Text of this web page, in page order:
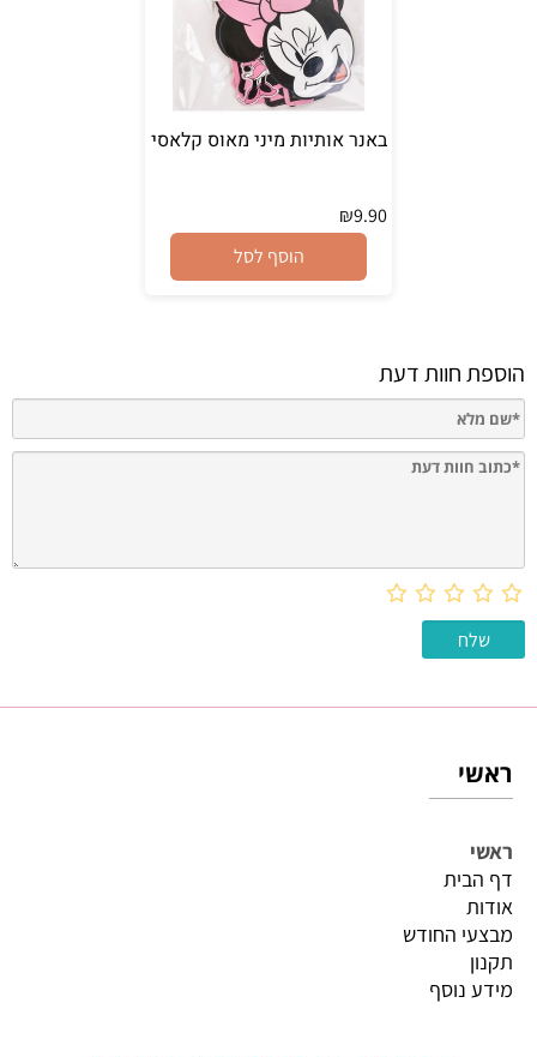
באנר אותיות מיני מאוס קלאסי
₪9.90
הוסף לסל
הוספת חוות דעת
ראשי
ראשי
דף הבית
אודות
מבצעי החודש
תקנון
מידע נוסף